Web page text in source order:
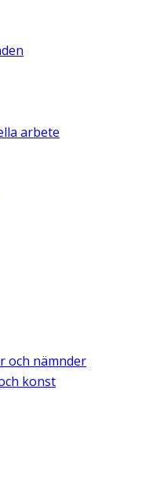
arbete
och nämnder
konst